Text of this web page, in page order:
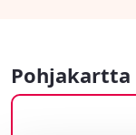
Pohjakartta